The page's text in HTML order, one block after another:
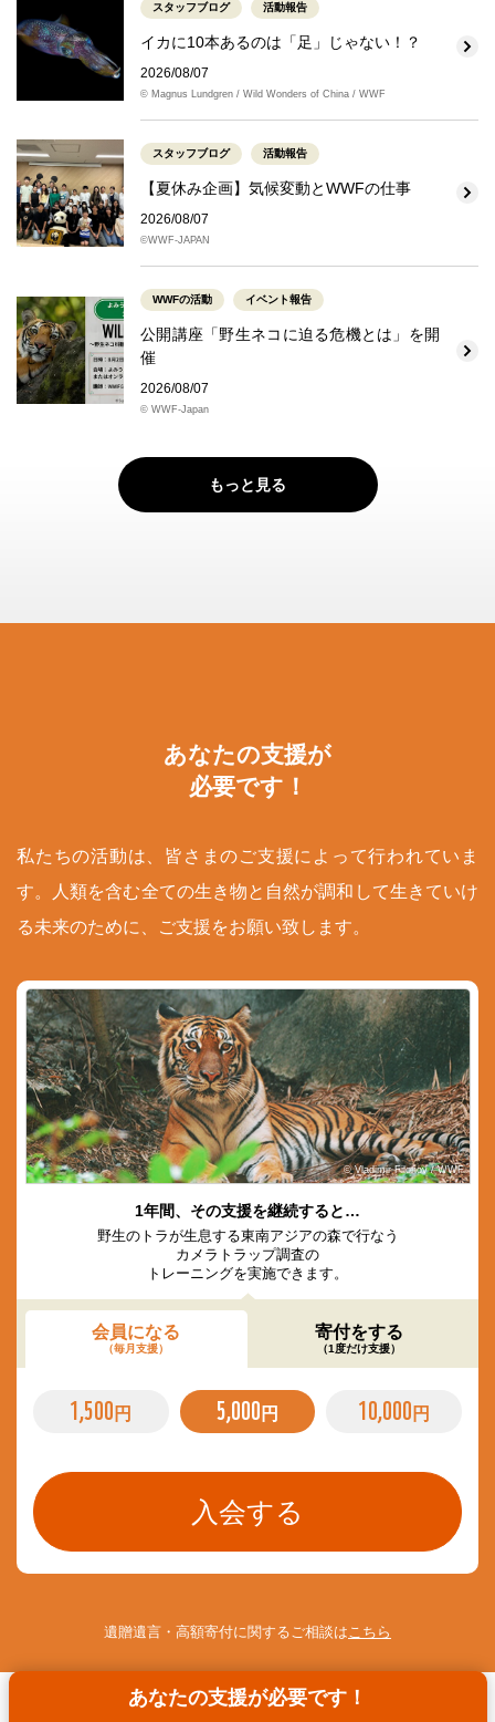
あなたの支援が必要です！
スタッフブログ 活動報告
イカに10本あるのは「足」じゃない！？
2026/08/07
© Magnus Lundgren / Wild Wonders of China / WWF
スタッフブログ 活動報告
【夏休み企画】気候変動とWWFの仕事
2026/08/07
©WWF-JAPAN
WWFの活動 イベント報告
公開講座「野生ネコに迫る危機とは」を開
催
2026/08/07
© WWF-Japan
もっと見る
あなたの支援が
必要です！
私たちの活動は、皆さまのご支援によって行われていま
す。人類を含む全ての生き物と自然が調和して生きていけ
る未来のために、ご支援をお願い致します。
© Vladimir Filonov / WWF
1年間、その支援を継続すると…
野生のトラが生息する東南アジアの森で行なう
カメラトラップ調査の
トレーニングを実施できます。
会員になる
（毎月支援）
寄付をする
（1度だけ支援）
1,500 円 5,000 円 10,000 円
遺贈遺言・高額寄付に関するご相談はこちら